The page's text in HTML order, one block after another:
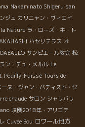
Nakaminato Shigeru san
ジュ カリニャン・ヴィエイ
la Nature ラ・ローズ・キ・ト
ハヤリテラス オ
DABALLO サンピエール教会 松
ン・デュ・メルル Le
Pouilly-Fuissé Tours de
ーヌ・ジャン・バティスト・セ
chaude サロン シャリバリ
収穫2018年・アリゴテ
Cuvée Bou ロワール地方